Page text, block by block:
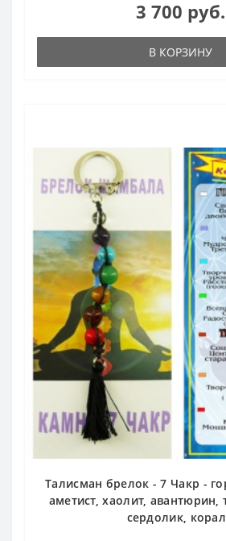
3 700 руб.
В КОРЗИНУ
Талисман брелок - 7 Чакр -
аметист, хаолит, авантюрин,
сердолик,